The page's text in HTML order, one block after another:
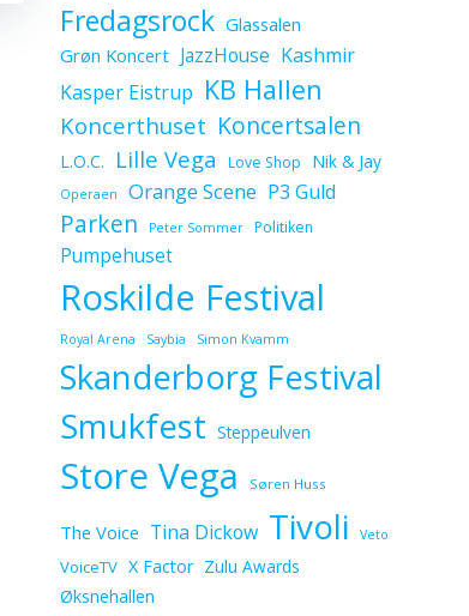
Fredagsrock Glassalen
Grøn Koncert JazzHouse Kashmir
Kasper Eistrup KB Hallen
Koncerthuset Koncertsalen
L.O.C. Lille Vega Love Shop Nik & Jay
Operaen Orange Scene P3 Guld
Parken Peter Sommer Politiken
Pumpehuset
Roskilde Festival
Royal Arena Saybia Simon Kvamm
Skanderborg Festival
Smukfest Steppeulven
Store Vega Søren Huss
The Voice Tina Dickow Tivoli Veto
VoiceTV X Factor Zulu Awards
Øksnehallen